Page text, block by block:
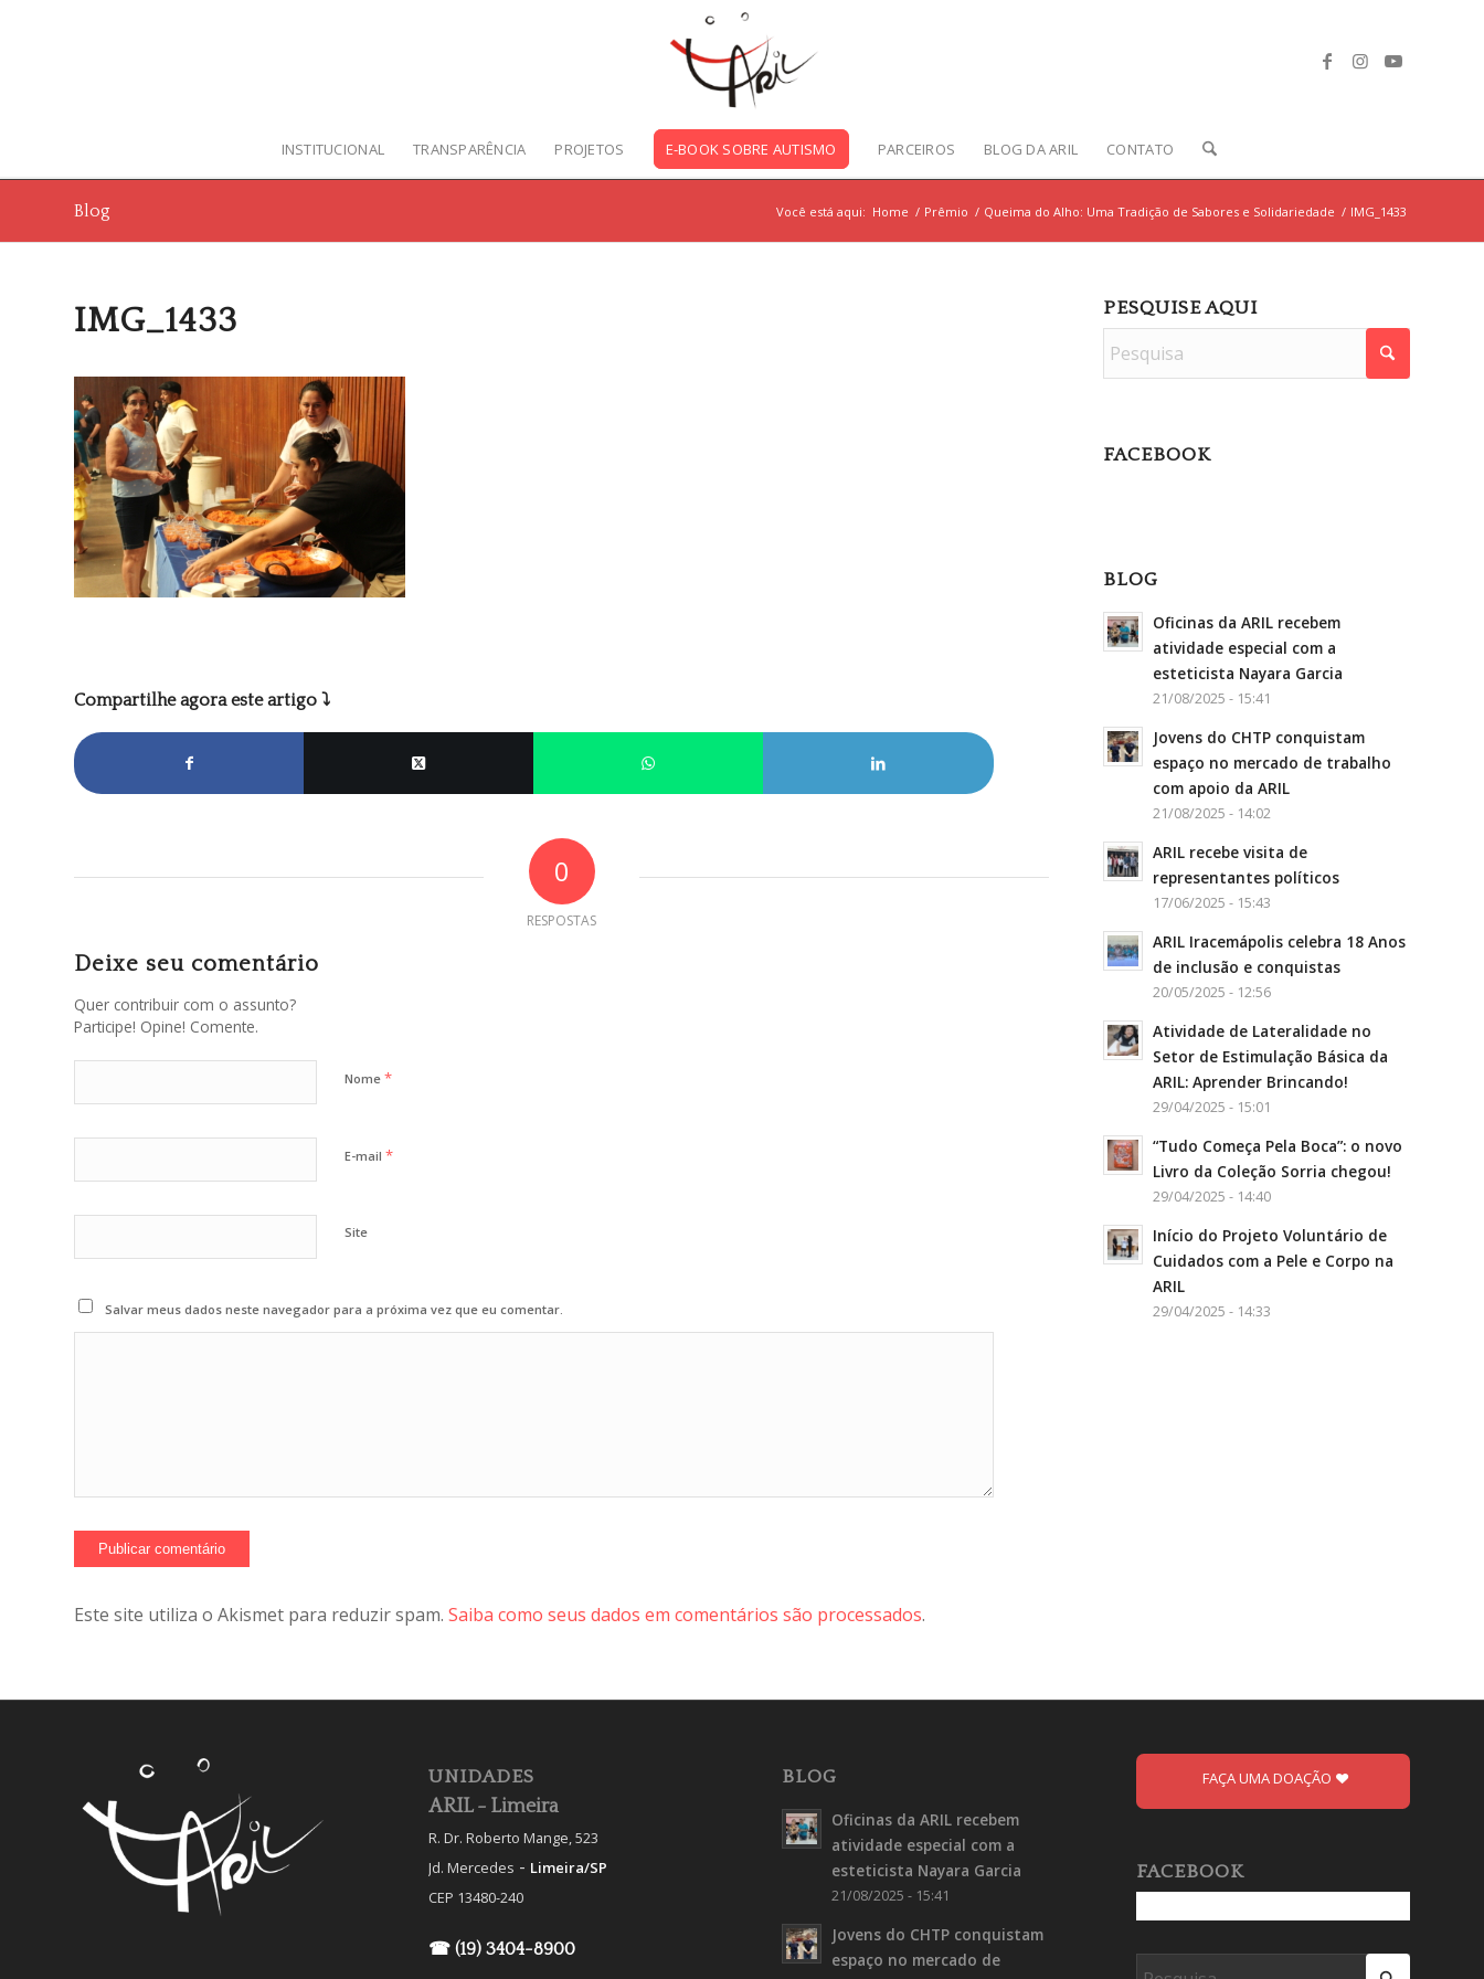
INSTITUCIONAL TRANSPARÊNCIA PROJETOS E-BOOK SOBRE AUTISMO PARCEIROS BLOG DA ARIL CONTATO
Blog Você está aqui: Home / Prêmio / Queima do Alho: Uma Tradição de Sabores e Solidariedade / IMG_1433
IMG_1433
Compartilhe agora este artigo ⤵
0
RESPOSTAS
Deixe seu comentário
Quer contribuir com o assunto?
Participe! Opine! Comente.
Nome *
E-mail *
Site
Salvar meus dados neste navegador para a próxima vez que eu comentar.
Este site utiliza o Akismet para reduzir spam. Saiba como seus dados em comentários são processados.
PESQUISE AQUI
FACEBOOK
BLOG
Oficinas da ARIL recebem
atividade especial com a
esteticista Nayara Garcia
21/08/2025 - 15:41
Jovens do CHTP conquistam
espaço no mercado de trabalho
com apoio da ARIL
21/08/2025 - 14:02
ARIL recebe visita de
representantes políticos
17/06/2025 - 15:43
ARIL Iracemápolis celebra 18 Anos
de inclusão e conquistas
20/05/2025 - 12:56
Atividade de Lateralidade no
Setor de Estimulação Básica da
ARIL: Aprender Brincando!
29/04/2025 - 15:01
“Tudo Começa Pela Boca”: o novo
Livro da Coleção Sorria chegou!
29/04/2025 - 14:40
Início do Projeto Voluntário de
Cuidados com a Pele e Corpo na
ARIL
29/04/2025 - 14:33
UNIDADES
ARIL - Limeira
R. Dr. Roberto Mange, 523
Jd. Mercedes - Limeira/SP
CEP 13480-240
☎ (19) 3404-8900
BLOG
Oficinas da ARIL recebem
atividade especial com a
esteticista Nayara Garcia
21/08/2025 - 15:41
Jovens do CHTP conquistam
espaço no mercado de
FAÇA UMA DOAÇÃO
FACEBOOK